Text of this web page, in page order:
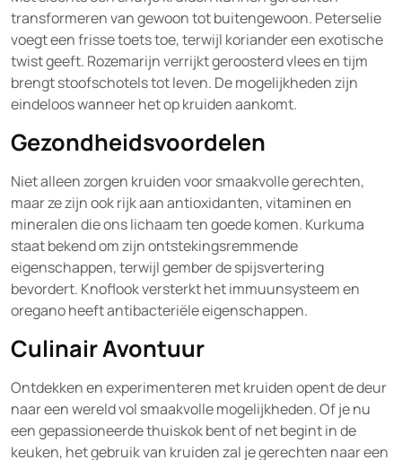
transformeren van gewoon tot buitengewoon. Peterselie
voegt een frisse toets toe, terwijl koriander een exotische
twist geeft. Rozemarijn verrijkt geroosterd vlees en tijm
brengt stoofschotels tot leven. De mogelijkheden zijn
eindeloos wanneer het op kruiden aankomt.
Gezondheidsvoordelen
Niet alleen zorgen kruiden voor smaakvolle gerechten,
maar ze zijn ook rijk aan antioxidanten, vitaminen en
mineralen die ons lichaam ten goede komen. Kurkuma
staat bekend om zijn ontstekingsremmende
eigenschappen, terwijl gember de spijsvertering
bevordert. Knoflook versterkt het immuunsysteem en
oregano heeft antibacteriële eigenschappen.
Culinair Avontuur
Ontdekken en experimenteren met kruiden opent de deur
naar een wereld vol smaakvolle mogelijkheden. Of je nu
een gepassioneerde thuiskok bent of net begint in de
keuken, het gebruik van kruiden zal je gerechten naar een